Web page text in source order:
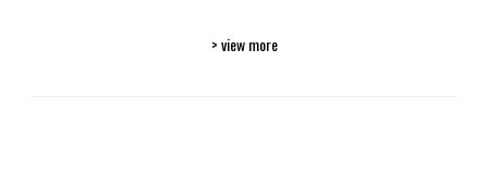
> view more